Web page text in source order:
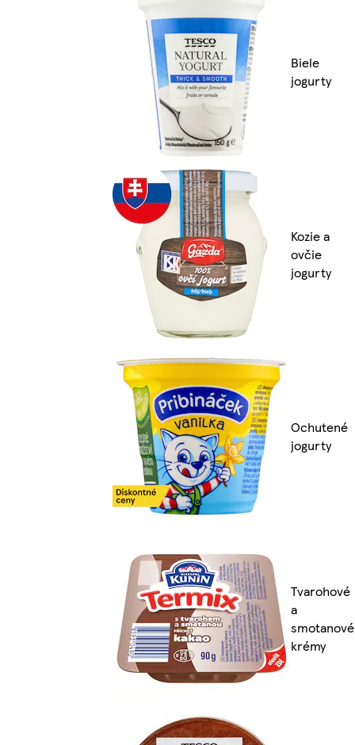
Biele
jogurty
Kozie a
ovčie
jogurty
Ochutené
jogurty
Tvarohové
a
smotanové
krémy